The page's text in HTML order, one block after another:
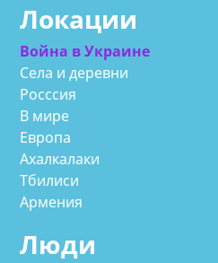
Локации
Война в Украине
Села и деревни
Росссия
В мире
Европа
Ахалкалаки
Тбилиси
Армения
Люди